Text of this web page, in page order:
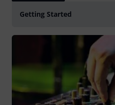
Getting Started